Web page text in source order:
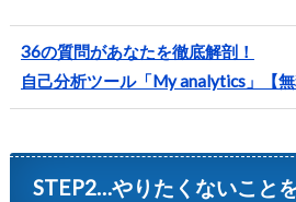
36の質問があなたを徹底解剖！
自己分析ツール「My analytics」【無
STEP2…やりたくないこと